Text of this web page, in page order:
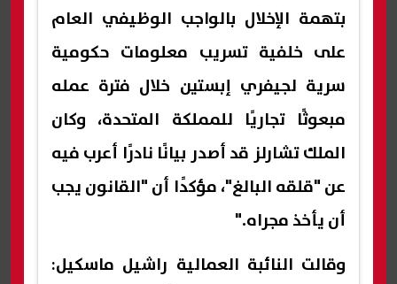
بتهمة الإخلال بالواجب الوظيفي العام
على خلفية تسريب معلومات حكومية
سرية لجيفري إبستين خلال فترة عمله
مبعوثًا تجاريًا للمملكة المتحدة، وكان
الملك تشارلز قد أصدر بيانًا نادرًا أعرب فيه
عن "قلقه البالغ"، مؤكدًا أن "القانون يجب
أن يأخذ مجراه."
وقالت النائبة العمالية راشيل ماسكيل: